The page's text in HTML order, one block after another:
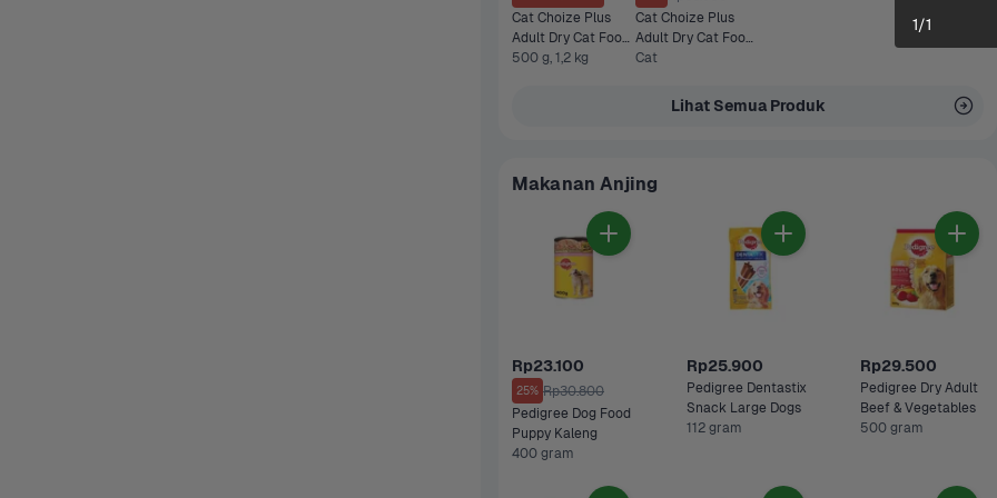
Cat Choize Plus
Adult Dry Cat Food
Tuna & Mackerel
500 g, 1,2 kg
Cat Choize Plus
Adult Dry Cat Food
Tuna & Salmon 1,2
Cat
Lihat Semua Produk
Makanan Anjing
Rp23.100
25% Rp30.800
Pedigree Dog Food
Puppy Kaleng
400 gram
Rp25.900
Pedigree Dentastix
Snack Large Dogs
112 gram
Rp29.500
Pedigree Dry Adult
Beef & Vegetables
500 gram
1/1